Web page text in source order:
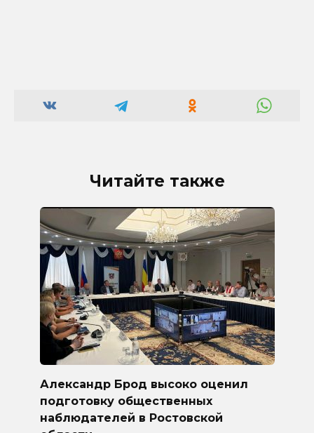
Читайте также
Александр Брод высоко оценил
подготовку общественных
наблюдателей в Ростовской